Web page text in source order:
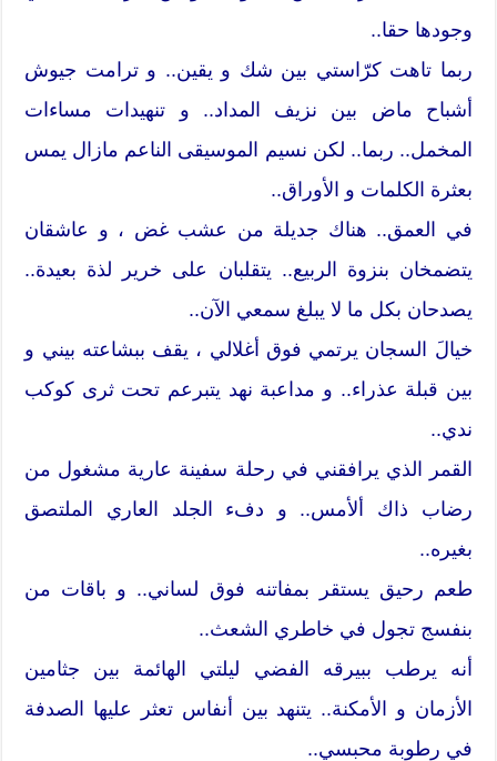
وجودها حقا..
ربما تاهت كرّاستي بين شك و يقين.. و ترامت جيوش
أشباح ماض بين نزيف المداد.. و تنهيدات مساءات
المخمل.. ربما.. لكن نسيم الموسيقى الناعم مازال يمس
بعثرة الكلمات و الأوراق..
في العمق.. هناك جديلة من عشب غض ، و عاشقان
يتضمخان بنزوة الربيع.. يتقلبان على خرير لذة بعيدة..
يصدحان بكل ما لا يبلغ سمعي الآن..
خيالَ السجان يرتمي فوق أغلالي ، يقف ببشاعته بيني و
بين قبلة عذراء.. و مداعبة نهد يتبرعم تحت ثرى كوكب
ندي..
القمر الذي يرافقني في رحلة سفينة عارية مشغول من
رضاب ذاك ألأمس.. و دفء الجلد العاري الملتصق
بغيره..
طعم رحيق يستقر بمفاتنه فوق لساني.. و باقات من
بنفسج تجول في خاطري الشعث..
أنه يرطب ببيرقه الفضي ليلتي الهائمة بين جثامين
الأزمان و الأمكنة.. يتنهد بين أنفاس تعثر عليها الصدفة
في رطوبة محبسي..